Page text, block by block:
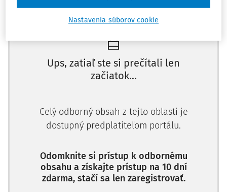
Okresný súd uznesením z 25. septembra 2009 schválil
nehnuteľností vo vlastníctve povinného parc. č. xxx o
Máte predplatné? Prihláste sa
Ups, zatiaľ ste si prečítali len
začiatok...
Celý odborný obsah z tejto oblasti je
dostupný predplatiteľom portálu.
Odomknite si prístup k odbornému
obsahu a získajte prístup na 10 dní
zdarma, stačí sa len zaregistrovať.
Nastavenia súborov cookie